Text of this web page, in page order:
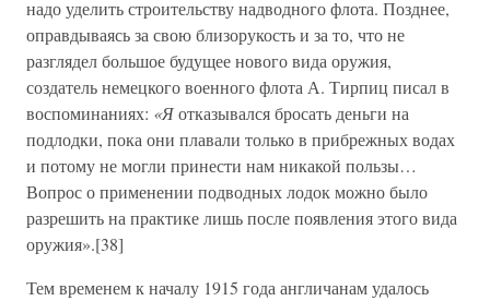
надо уделить строительству надводного флота. Позднее,
оправдываясь за свою близорукость и за то, что не
разглядел большое будущее нового вида оружия,
создатель немецкого военного флота А. Тирпиц писал в
воспоминаниях: «Яотказывался бросать деньги на
подлодки, пока они плавали только в прибрежных водах
и потому не могли принести нам никакой пользы…
Вопрос о применении подводных лодок можно было
разрешить на практике лишь после появления этого вида
оружия».[38]
Тем временем к началу 1915 года англичанам удалось